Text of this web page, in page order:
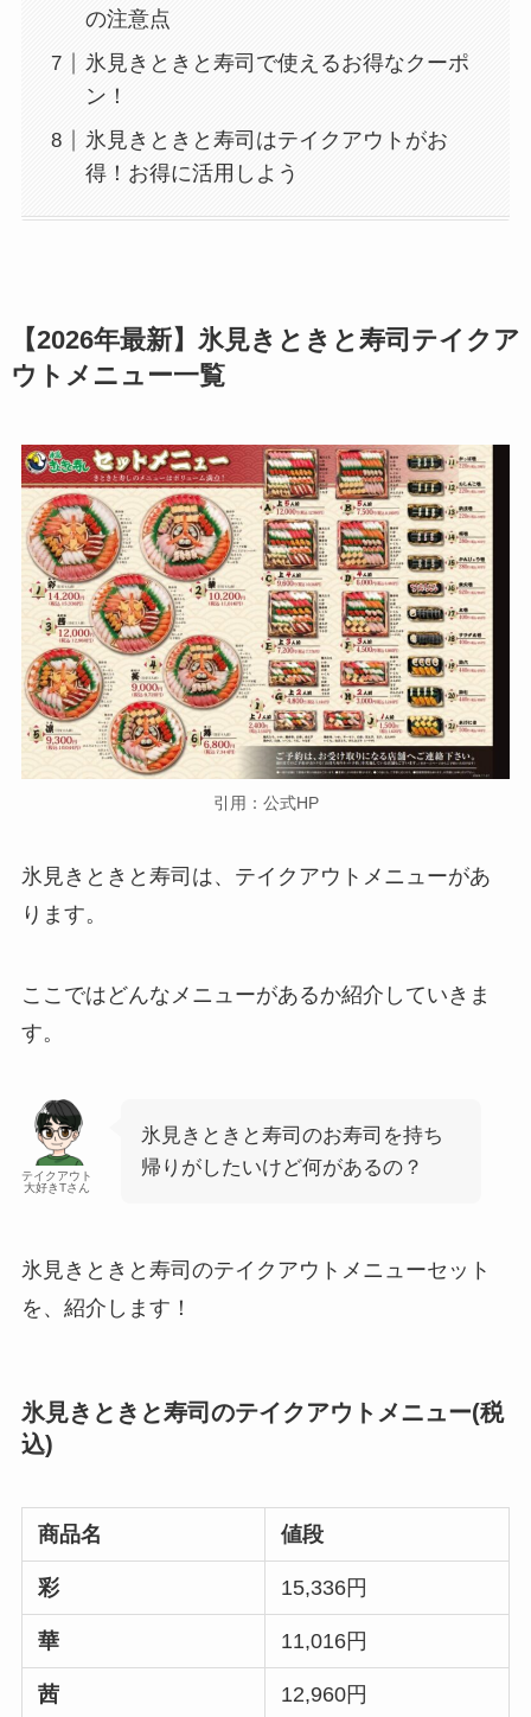
の注意点
氷見きときと寿司で使えるお得なクーポ
ン！
氷見きときと寿司はテイクアウトがお
得！お得に活用しよう
【2026年最新】氷見きときと寿司テイクア
ウトメニュー一覧
引用：公式HP
氷見きときと寿司は、テイクアウトメニューがあ
ります。
ここではどんなメニューがあるか紹介していきま
す。
テイクアウト
大好きTさん
氷見きときと寿司のお寿司を持ち
帰りがしたいけど何があるの？
氷見きときと寿司のテイクアウトメニューセット
を、紹介します！
氷見きときと寿司のテイクアウトメニュー(税
込)
商品名 値段
彩 15,336円
華 11,016円
茜 12,960円